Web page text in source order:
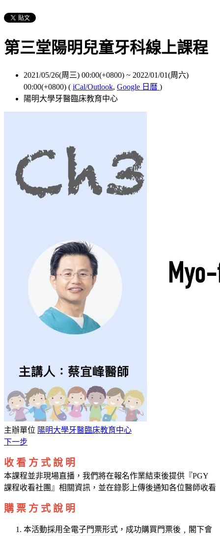
第三堂陽明兒童牙科線上課程
2021/05/26(周三) 00:00(+0800) ~ 2022/01/01(周六)
00:00(+0800) ( iCal/Outlook, Google 日曆 )
陽明大學牙醫臨床教育中心
主辦單位 陽明大學牙醫臨床教育中心
下一步
收 看 方 式 說 明
本課程並非現場直播，我們將在報名作業結束後提供『PGY
課程收看社團』相關資訊，並在錄影上傳後通知各位醫師收看
購 票 方 式 說 明
本活動採用全電子門票形式，成功購買門票後﹐閣下會